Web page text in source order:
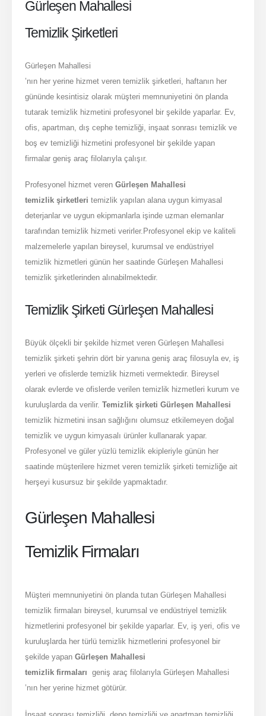
Gürleşen Mahallesi
Temizlik Şirketleri
Gürleşen Mahallesi
’nın her yerine hizmet veren temizlik şirketleri, haftanın her
gününde kesintisiz olarak müşteri memnuniyetini ön planda
tutarak temizlik hizmetini profesyonel bir şekilde yaparlar. Ev,
ofis, apartman, dış cephe temizliği, inşaat sonrası temizlik ve
boş ev temizliği hizmetini profesyonel bir şekilde yapan
firmalar geniş araç filolarıyla çalışır.
Profesyonel hizmet verenGürleşen Mahallesi
temizlik şirketleritemizlik yapılan alana uygun kimyasal
deterjanlar ve uygun ekipmanlarla işinde uzman elemanlar
tarafından temizlik hizmeti verirler.Profesyonel ekip ve kaliteli
malzemelerle yapılan bireysel, kurumsal ve endüstriyel
temizlik hizmetleri günün her saatinde Gürleşen Mahallesi
temizlik şirketlerinden alınabilmektedir.
Temizlik Şirketi Gürleşen Mahallesi
Büyük ölçekli bir şekilde hizmet veren Gürleşen Mahallesi
temizlik şirketi şehrin dört bir yanına geniş araç filosuyla ev, iş
yerleri ve ofislerde temizlik hizmeti vermektedir. Bireysel
olarak evlerde ve ofislerde verilen temizlik hizmetleri kurum ve
kuruluşlarda da verilir.Temizlik şirketi Gürleşen Mahallesi
temizlik hizmetini insan sağlığını olumsuz etkilemeyen doğal
temizlik ve uygun kimyasalı ürünler kullanarak yapar.
Profesyonel ve güler yüzlü temizlik ekipleriyle günün her
saatinde müşterilere hizmet veren temizlik şirketi temizliğe ait
herşeyi kusursuz bir şekilde yapmaktadır.
Gürleşen Mahallesi
Temizlik Firmaları
Müşteri memnuniyetini ön planda tutan Gürleşen Mahallesi
temizlik firmaları bireysel, kurumsal ve endüstriyel temizlik
hizmetlerini profesyonel bir şekilde yaparlar. Ev, iş yeri, ofis ve
kuruluşlarda her türlü temizlik hizmetlerini profesyonel bir
şekilde yapanGürleşen Mahallesi
temizlik firmalarıgeniş araç filolarıyla Gürleşen Mahallesi
’nın her yerine hizmet götürür.